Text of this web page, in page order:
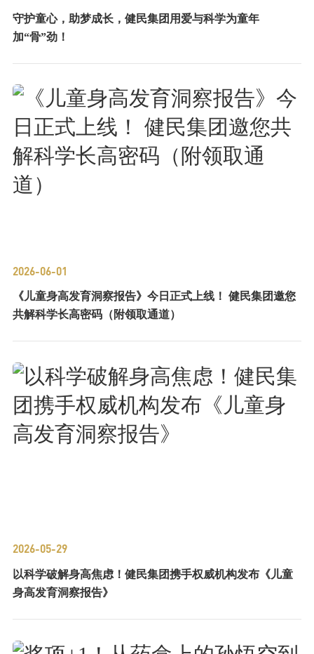
守护童心，助梦成长，健民集团用爱与科学为童年
加“骨”劲！
2026-06-01
《儿童身高发育洞察报告》今日正式上线！ 健民集团邀您
共解科学长高密码（附领取通道）
2026-05-29
以科学破解身高焦虑！健民集团携手权威机构发布《儿童
身高发育洞察报告》